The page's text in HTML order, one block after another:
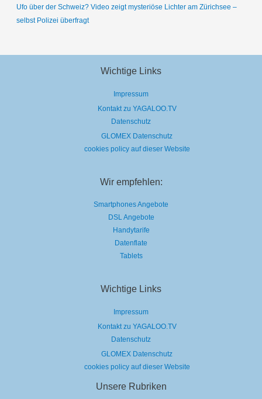
Ufo über der Schweiz? Video zeigt mysteriöse Lichter am Zürichsee –
selbst Polizei überfragt
Wichtige Links
Impressum
Kontakt zu YAGALOO.TV
Datenschutz
GLOMEX Datenschutz
cookies policy auf dieser Website
Wir empfehlen:
Smartphones Angebote
DSL Angebote
Handytarife
Datenflate
Tablets
Wichtige Links
Impressum
Kontakt zu YAGALOO.TV
Datenschutz
GLOMEX Datenschutz
cookies policy auf dieser Website
Unsere Rubriken